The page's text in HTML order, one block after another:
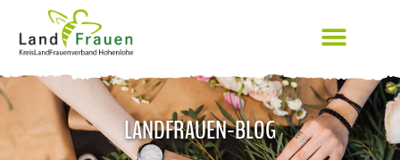
LANDFRAUEN-BLOG